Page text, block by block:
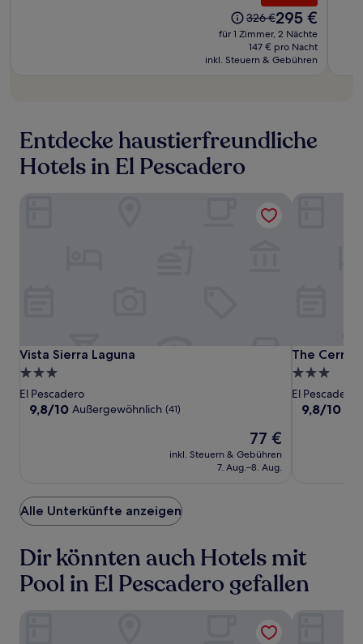
Der
Preis
betrug
326 €
326 €Der
Preis
beträgt
295 €
295 €
für 1 Zimmer, 2 Nächte
147 € pro Nacht
inkl. Steuern & Gebühren
Entdecke haustierfreundliche
Hotels in El Pescadero
Vista
Sierra
Laguna
Vista
Sierra
Laguna
Vista Sierra Laguna
Vista Sierra Laguna
3.0-
Sterne-
Unterkunft
El Pescadero
9.8
9,8/10 Außergewöhnlich (41)
Der
Preis
beträgt
77 €
inkl. Steuern & Gebühren
7. Aug.–8. Aug.
Vista Sierra Laguna
The
Cerritos
Beach
Inn
The
The
3.0-
Sterne-
Unterkunft
El Pescadero
9.8
9,8/10
The
Alle Unterkünfte anzeigen
Dir könnten auch Hotels mit
Pool in El Pescadero gefallen
Cerritos Surf Town Beach Front Hotel and SPA Vista Sierra